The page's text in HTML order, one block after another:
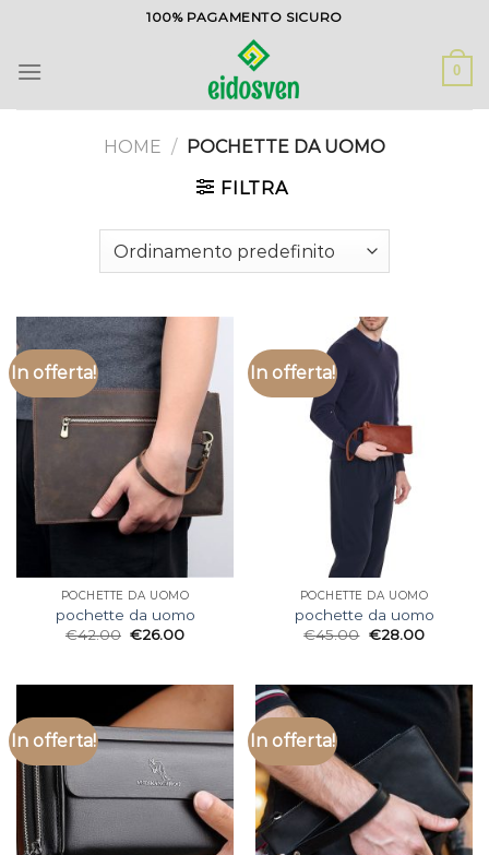
contenuti
100% PAGAMENTO SICURO
0
HOME / POCHETTE DA UOMO
FILTRA
In offerta!
POCHETTE DA UOMO
pochette da uomo
€42.00 €26.00
In offerta!
POCHETTE DA UOMO
pochette da uomo
€45.00 €28.00
In offerta! In offerta!